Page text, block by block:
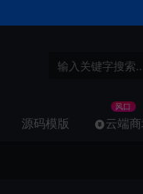
源码模版 云端
风口